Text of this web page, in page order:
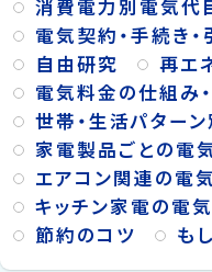
消費電力別電気代
電気契約・手続き・
自由研究
再エ
電気料金の仕組み
世帯・生活パター
家電製品ごとの電
エアコン関連の電
キッチン家電の電
節約のコツ
も